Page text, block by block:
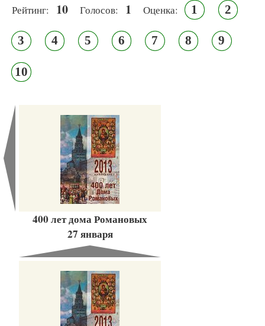
Рейтинг: 10 Голосов: 1 Оценка: 1 2
3 4 5 6 7 8 9
10
400 лет дома Романовых
27 января